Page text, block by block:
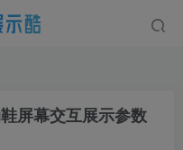
屏幕交互展示参数